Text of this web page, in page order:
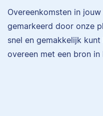
Overeenkomsten in
gemarkeerd door onze
snel en gemakkelijk
overeen met een bron